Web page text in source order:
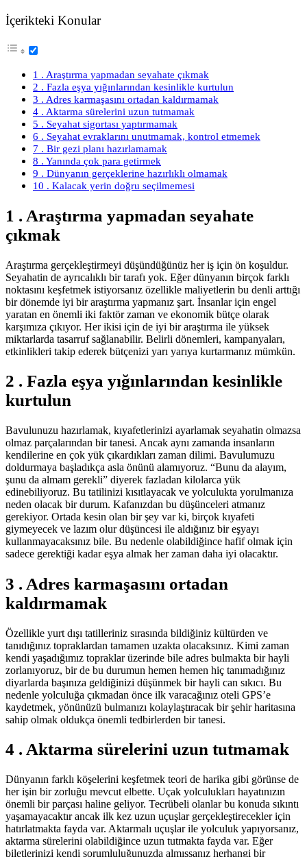
İçerikteki Konular
1 . Araştırma yapmadan seyahate çıkmak
2 . Fazla eşya yığınlarından kesinlikle kurtulun
3 . Adres karmaşasını ortadan kaldırmamak
4 . Aktarma sürelerini uzun tutmamak
5 . Seyahat sigortası yaptırmamak
6 . Seyahat evraklarını unutmamak, kontrol etmemek
7 . Bir gezi planı hazırlamamak
8 . Yanında çok para getirmek
9 . Dünyanın gerçeklerine hazırlıklı olmamak
10 . Kalacak yerin doğru seçilmemesi
1 . Araştırma yapmadan seyahate
çıkmak
Araştırma gerçekleştirmeyi düşündüğünüz her iş için ön koşuldur.
Seyahatin de ayrıcalıklı bir tarafı yok. Eğer dünyanın birçok farklı
noktasını keşfetmek istiyorsanız özellikle maliyetlerin bu denli arttığı
bir dönemde iyi bir araştırma yapmanız şart. İnsanlar için engel
yaratan en önemli iki faktör zaman ve ekonomik bütçe olarak
karşımıza çıkıyor. Her ikisi için de iyi bir araştırma ile yüksek
miktarlarda tasarruf sağlanabilir. Belirli dönemleri, kampanyaları,
etkinlikleri takip ederek bütçenizi yarı yarıya kurtarmanız mümkün.
2 . Fazla eşya yığınlarından kesinlikle
kurtulun
Bavulunuzu hazırlamak, kıyafetlerinizi ayarlamak seyahatin olmazsa
olmaz parçalarından bir tanesi. Ancak aynı zamanda insanların
kendilerine en çok yük çıkardıkları zaman dilimi. Bavulumuzu
doldurmaya başladıkça asla önünü alamıyoruz. “Bunu da alayım,
şunu da almam gerekli” diyerek fazladan kilolarca yük
edinebiliyoruz. Bu tatilinizi kısıtlayacak ve yolculukta yorulmanıza
neden olacak bir durum. Kafanızdan bu düşünceleri atmanız
gerekiyor. Ortada kesin olan bir şey var ki, birçok kıyafeti
giymeyecek ve lazım olur düşüncesi ile aldığınız bir eşyayı
kullanmayacaksınız bile. Bu nedenle olabildiğince hafif olmak için
sadece gerektiği kadar eşya almak her zaman daha iyi olacaktır.
3 . Adres karmaşasını ortadan
kaldırmamak
Özellikle yurt dışı tatilleriniz sırasında bildiğiniz kültürden ve
tanıdığınız topraklardan tamamen uzakta olacaksınız. Kimi zaman
kendi yaşadığımız topraklar üzerinde bile adres bulmakta bir hayli
zorlanıyoruz, bir de bu durumun hemen hemen hiç tanımadığınız
diyarlarda başınıza geldiğinizi düşünmek bir hayli can sıkıcı. Bu
nedenle yolculuğa çıkmadan önce ilk varacağınız oteli GPS’e
kaydetmek, yönünüzü bulmanızı kolaylaştıracak bir şehir haritasına
sahip olmak oldukça önemli tedbirlerden bir tanesi.
4 . Aktarma sürelerini uzun tutmamak
Dünyanın farklı köşelerini keşfetmek teori de harika gibi görünse de
her işin bir zorluğu mevcut elbette. Uçak yolculukları hayatınızın
önemli bir parçası haline geliyor. Tecrübeli olanlar bu konuda sıkıntı
yaşamayacaktır ancak ilk kez uzun uçuşlar gerçekleştirecekler için
hatırlatmakta fayda var. Aktarmalı uçuşlar ile yolculuk yapıyorsanız,
aktarma sürelerini olabildiğince uzun tutmakta fayda var. Eğer
biletlerinizi kendi sorumluluğunuzda almışsanız herhangi bir